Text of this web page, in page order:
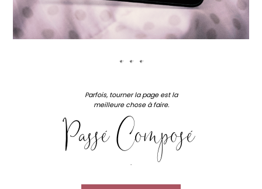
***
Parfois, tourner la page est la
meilleure chose à faire.
Passé Composé
.